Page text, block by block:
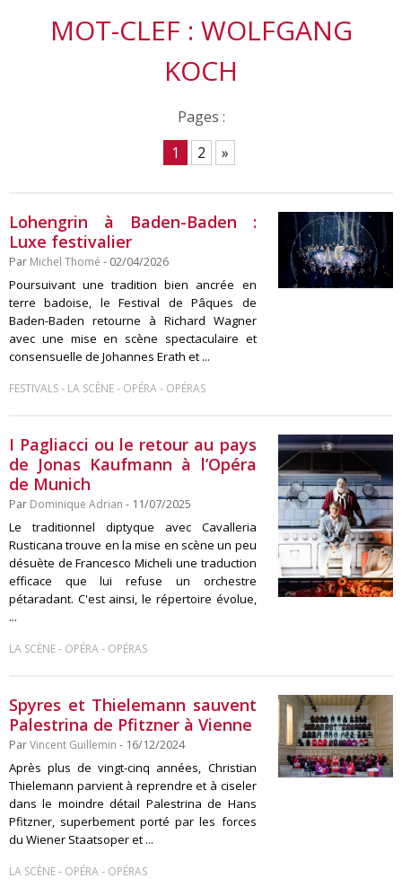
MOT-CLEF : WOLFGANG
KOCH
Pages :
1
2 »
Lohengrin à Baden-Baden :
Luxe festivalier
Par Michel Thomé - 02/04/2026
Poursuivant une tradition bien ancrée en
terre badoise, le Festival de Pâques de
Baden-Baden retourne à Richard Wagner
avec une mise en scène spectaculaire et
consensuelle de Johannes Erath et ...
FESTIVALS- LA SCÈNE- OPÉRA- OPÉRAS
I Pagliacci ou le retour au pays
de Jonas Kaufmann à l’Opéra
de Munich
Par Dominique Adrian - 11/07/2025
Le traditionnel diptyque avec Cavalleria
Rusticana trouve en la mise en scène un peu
désuète de Francesco Micheli une traduction
efficace que lui refuse un orchestre
pétaradant. C'est ainsi, le répertoire évolue,
...
LA SCÈNE- OPÉRA- OPÉRAS
Spyres et Thielemann sauvent
Palestrina de Pfitzner à Vienne
ParVincent Guillemin - 16/12/2024
Après plus de vingt-cinq années, Christian
Thielemann parvient à reprendre et à ciseler
dans le moindre détail Palestrina de Hans
Pfitzner, superbement porté par les forces
du Wiener Staatsoper et ...
LA SCÈNE- OPÉRA- OPÉRAS